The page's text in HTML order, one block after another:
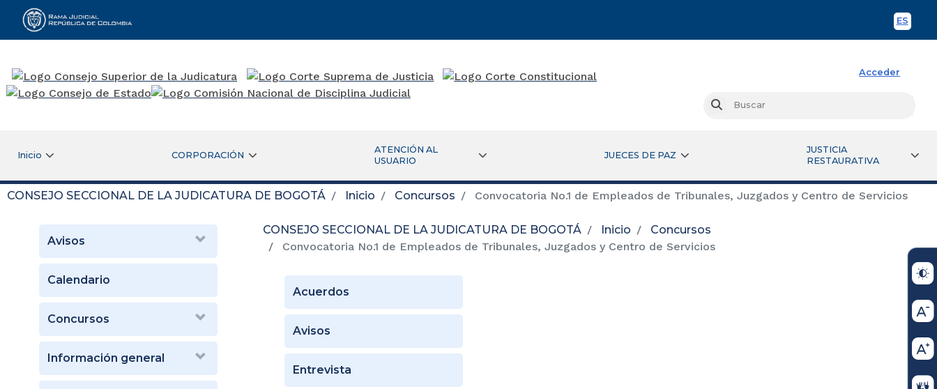
ES
Rama Judicial
Acceder
Buscar
Inicio CORPORACIÓN
ATENCIÓN AL
USUARIO
JUECES DE PAZ
JUSTICIA
RESTAURATIVA
CONSEJO SECCIONAL DE LA JUDICATURA DE BOGOTÁ Inicio Concursos Convocatoria No.1 de Empleados de Tribunales, Juzgados y Centro de Servicios
Avisos
Calendario
Concursos
Información general
CONSEJO SECCIONAL DE LA JUDICATURA DE BOGOTÁ Inicio
Concursos
Convocatoria No.1 de Empleados de Tribunales, Juzgados y Centro de Servicios
Acuerdos
Avisos
Entrevista